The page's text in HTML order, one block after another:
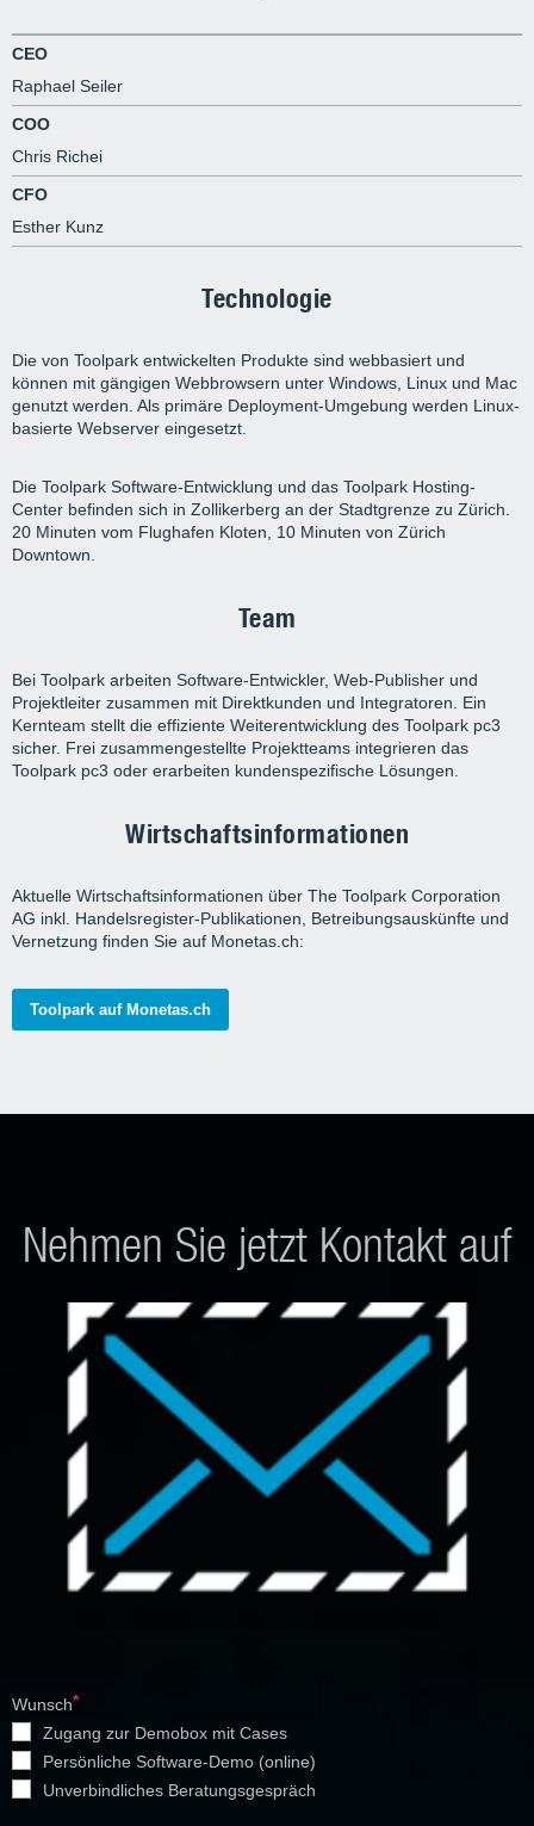
CEO
Raphael Seiler
COO
Chris Richei
CFO
Esther Kunz
Technologie
Die von Toolpark entwickelten Produkte sind webbasiert und
können mit gängigen Webbrowsern unter Windows, Linux und Mac
genutzt werden. Als primäre Deployment-Umgebung werden Linux-
basierte Webserver eingesetzt.
Die Toolpark Software-Entwicklung und das Toolpark Hosting-
Center befinden sich in Zollikerberg an der Stadtgrenze zu Zürich.
20 Minuten vom Flughafen Kloten, 10 Minuten von Zürich
Downtown.
Team
Bei Toolpark arbeiten Software-Entwickler, Web-Publisher und
Projektleiter zusammen mit Direktkunden und Integratoren. Ein
Kernteam stellt die effiziente Weiterentwicklung des Toolpark pc3
sicher. Frei zusammengestellte Projektteams integrieren das
Toolpark pc3 oder erarbeiten kundenspezifische Lösungen.
Wirtschaftsinformationen
Aktuelle Wirtschaftsinformationen über The Toolpark Corporation
AG inkl. Handelsregister-Publikationen, Betreibungsauskünfte und
Vernetzung finden Sie auf Monetas.ch:
Toolpark auf Monetas.ch
Nehmen Sie jetzt Kontakt auf
Wunsch
Zugang zur Demobox mit Cases
Persönliche Software-Demo (online)
Unverbindliches Beratungsgespräch